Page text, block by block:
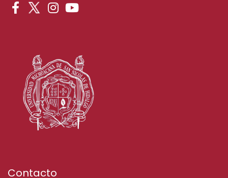
Contacto